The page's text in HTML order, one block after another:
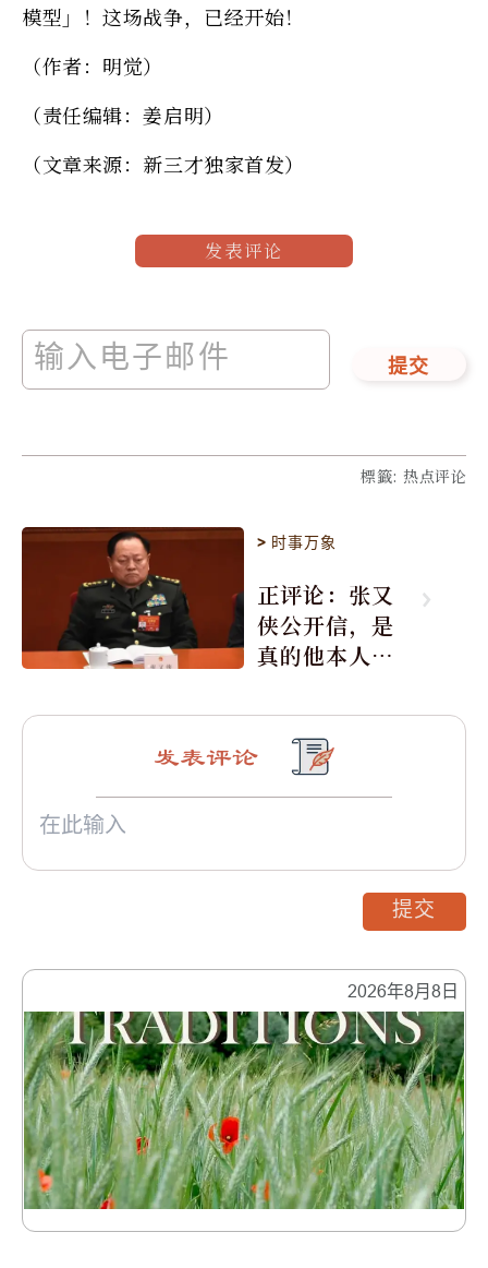
模型」！这场战争，已经开始！
（作者：明觉）
（责任编辑：姜启明）
（文章来源：新三才独家首发）
发表评论
提交
標籤: 热点评论
> 时事万象
正评论：张又
侠公开信，是
真的他本人所
2026年8月8日
发表评论
提交